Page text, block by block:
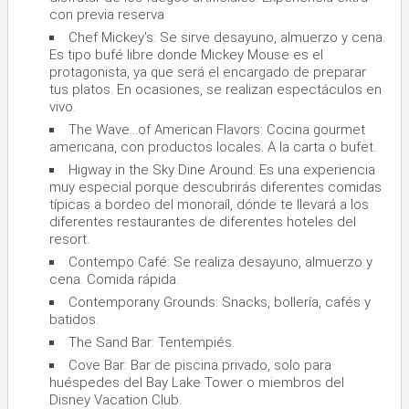
con previa reserva
Chef Mickey's: Se sirve desayuno, almuerzo y cena.
Es tipo bufé libre donde Mickey Mouse es el
protagonista, ya que será el encargado de preparar
tus platos. En ocasiones, se realizan espectáculos en
vivo.
The Wave...of American Flavors: Cocina gourmet
americana, con productos locales. A la carta o bufet.
Higway in the Sky Dine Around: Es una experiencia
muy especial porque descubrirás diferentes comidas
típicas a bordeo del monoraíl, dónde te llevará a los
diferentes restaurantes de diferentes hoteles del
resort.
Contempo Café: Se realiza desayuno, almuerzo y
cena. Comida rápida.
Contemporany Grounds: Snacks, bollería, cafés y
batidos.
The Sand Bar: Tentempiés.
Cove Bar: Bar de piscina privado, solo para
huéspedes del Bay Lake Tower o miembros del
Disney Vacation Club.